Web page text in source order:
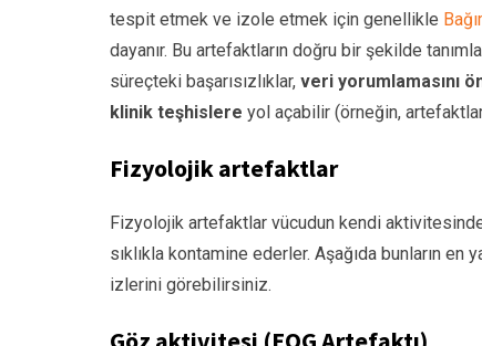
tespit etmek ve izole etmek için genellikle
dayanır. Bu artefaktların doğru bir şekilde
süreçteki başarısızlıklar, veri yorumlamasını
klinik teşhislere yol açabilir (örneğin,
Fizyolojik artefaktlar
Fizyolojik artefaktlar vücudun kendi
sıklıkla kontamine ederler. Aşağıda bunların
izlerini görebilirsiniz.